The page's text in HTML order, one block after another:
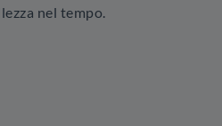
nel tempo.